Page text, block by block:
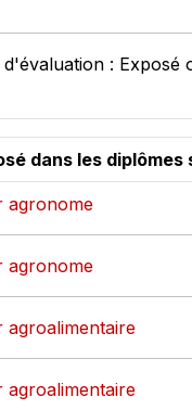
: Exposé
dans les diplômes
agronome
agronome
agroalimentaire
agroalimentaire